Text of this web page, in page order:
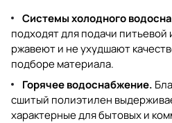
Системы холодного
подходят для подачи питьевой
ржавеют и не ухудшают
подборе материала.
Горячее водоснабжение.
сшитый полиэтилен
характерные для бытовых и